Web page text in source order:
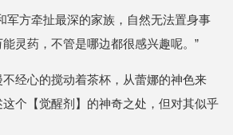
军方牵扯最深的家族，自然无法置身事
灵药，不管是哪边都很感兴趣呢。”
经心的搅动着茶杯，从蕾娜的神色来
个【觉醒剂】的神奇之处，但对其似乎